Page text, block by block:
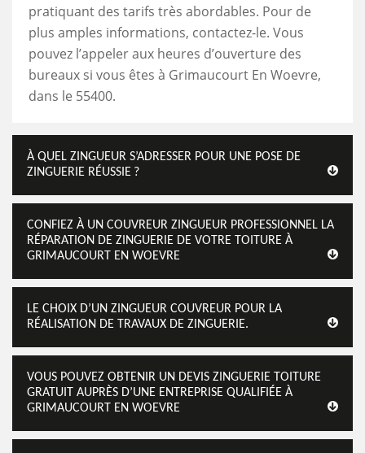
pratiquant des tarifs très abordables. Pour de
plus amples informations, contactez-le. Vous
pouvez l’appeler aux heures d’ouverture des
bureaux si vous êtes à Grimaucourt En Woevre,
dans le 55400.
À QUEL ZINGUEUR S’ADRESSER POUR UNE POSE DE
ZINGUERIE RÉUSSIE ?
CONFIEZ À UN COUVREUR ZINGUEUR PROFESSIONNEL LA
RÉPARATION DE ZINGUERIE DE VOTRE TOITURE À
GRIMAUCOURT EN WOEVRE
LE CHOIX D’UN ZINGUEUR COUVREUR POUR LA
RÉALISATION DE TRAVAUX DE ZINGUERIE.
VOUS POUVEZ OBTENIR UN DEVIS ZINGUERIE TOITURE
GRATUIT AUPRÈS D’UNE ENTREPRISE QUALIFIÉE À
GRIMAUCOURT EN WOEVRE